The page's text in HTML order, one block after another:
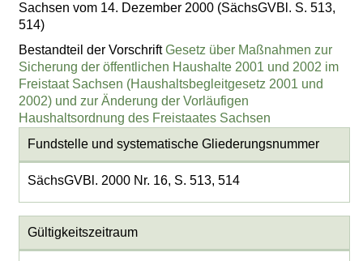
Sachsen vom 14. Dezember 2000 (SächsGVBl. S. 513,
514)
Bestandteil der VorschriftGesetz über Maßnahmen zur
Sicherung der öffentlichen Haushalte 2001 und 2002 im
Freistaat Sachsen (Haushaltsbegleitgesetz 2001 und
2002) und zur Änderung der Vorläufigen
Haushaltsordnung des Freistaates Sachsen
Fundstelle und systematische Gliederungsnummer
SächsGVBl. 2000 Nr. 16, S. 513, 514
Gültigkeitszeitraum